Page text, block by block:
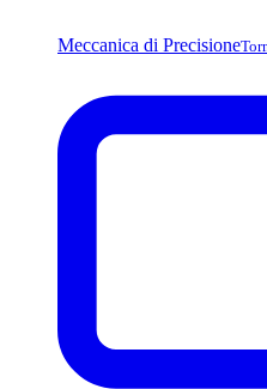
Meccanica di Precisione